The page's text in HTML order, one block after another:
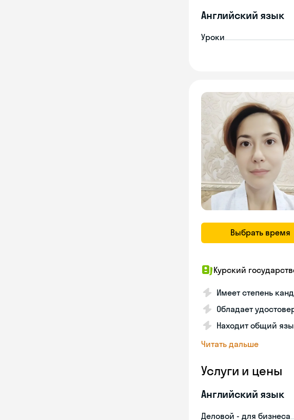
Английский язык
Уроки
Выбрать время
Курский
Имеет степень
Обладает
Находит общий
Читать дальше
Услуги и цены
Английский язык
Деловой - для бизнеса